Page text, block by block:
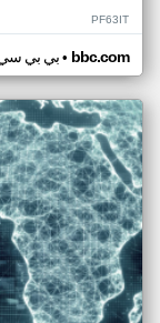
PF63IT
بي بي• bbc.com